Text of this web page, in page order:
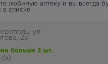
любимую аптеку и вы всегда
в списке
ул.
2а
больше 3 шт.